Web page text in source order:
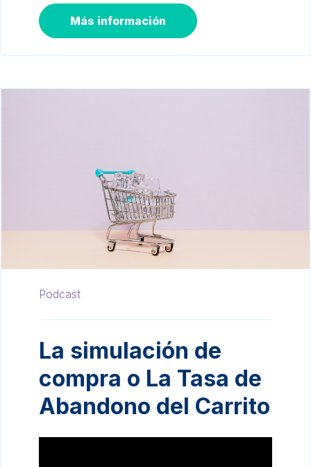
Más información
Podcast
La simulación de
compra o La Tasa de
Abandono del Carrito